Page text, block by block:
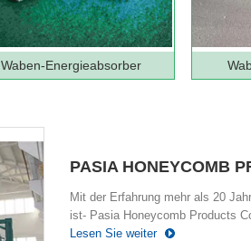
Waben-Energieabsorber
PASIA HONEYCOMB
Mit der Erfahrung mehr als 20
ist- Pasia Honeycomb Products
Lesen Sie weiter